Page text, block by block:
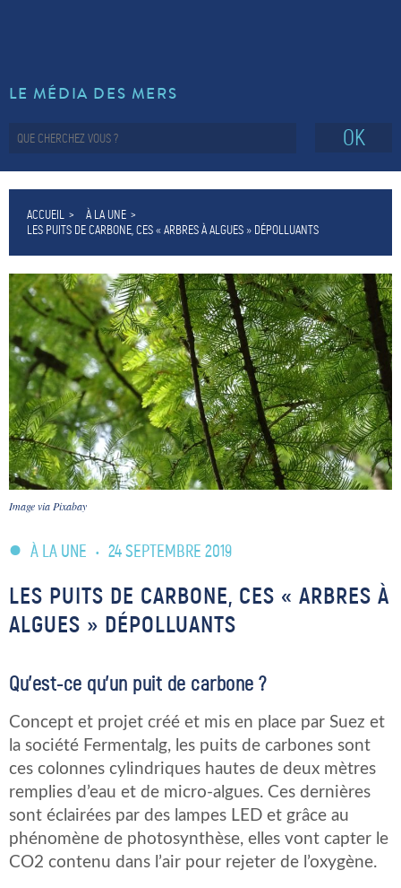
LE MÉDIA DES MERS
OK
ACCUEIL
À LA UNE
LES PUITS DE CARBONE, CES « ARBRES À ALGUES » DÉPOLLUANTS
Image via Pixabay
À LA UNE • 24 SEPTEMBRE 2019
LES PUITS DE CARBONE, CES « ARBRES À
ALGUES » DÉPOLLUANTS
Qu’est-ce qu’un puit de carbone ?
Concept et projet créé et mis en place par Suez et
la société Fermentalg, les puits de carbones sont
ces colonnes cylindriques hautes de deux mètres
remplies d’eau et de micro-algues. Ces dernières
sont éclairées par des lampes LED et grâce au
phénomène de photosynthèse, elles vont capter le
CO2 contenu dans l’air pour rejeter de l’oxygène.